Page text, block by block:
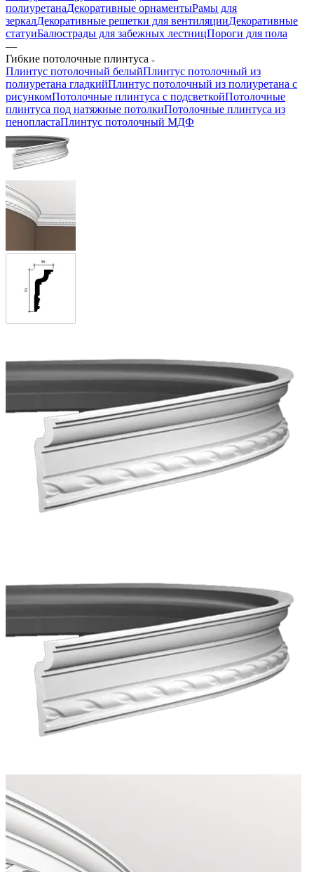
полиуретанаДекоративные орнаментыРамы для
зеркалДекоративные решетки для вентиляцииДекоративные
статуиБалюстрады для забежных лестницПороги для пола
—
Гибкие потолочные плинтуса
Плинтус потолочный белыйПлинтус потолочный из
полиуретана гладкийПлинтус потолочный из полиуретана с
рисункомПотолочные плинтуса с подсветкойПотолочные
плинтуса под натяжные потолкиПотолочные плинтуса из
пенопластаПлинтус потолочный МДФ